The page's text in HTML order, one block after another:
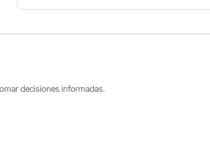
Modelo
Material
del
decisiones informadas.